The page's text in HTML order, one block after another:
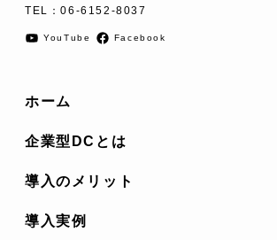
TEL：06-6152-8037
YouTube Facebook
ホーム
企業型DCとは
導入のメリット
導入実例